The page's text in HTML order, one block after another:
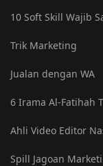
10 Soft Skill Wajib
Trik Marketing
Jualan dengan WA
6 Irama Al-Fatihah
Ahli Video Editor
Spill Jagoan